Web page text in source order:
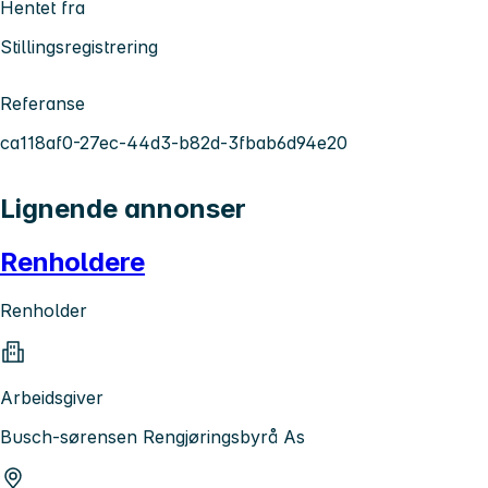
Hentet fra
Stillingsregistrering
Referanse
ca118af0-27ec-44d3-b82d-3fbab6d94e20
Lignende annonser
Renholdere
Renholder
Arbeidsgiver
Busch-sørensen Rengjøringsbyrå As